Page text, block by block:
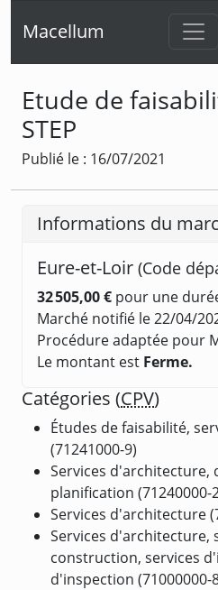
Macellum
Etude de
STEP
Publié le : 16/07/2021
Informations du
Eure-et-Loir (Code
32 505,00 € pour une
Marché notifié le 22/04/
Procédure adaptée pour
Le montant est Ferme.
Catégories (CPV)
Études de faisabilité,
(71241000-9)
Services d'architecture,
planification (71240000-
Services d'architecture
Services d'architecture,
construction, services
d'inspection (71000000-